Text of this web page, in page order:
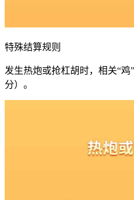
特殊结算规则
发生热炮或抢杠胡时，相关“鸡
分）。